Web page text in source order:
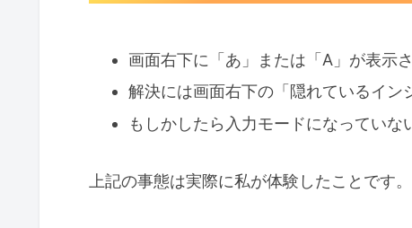
画面右下に「あ」または「A」が表示
解決には画面右下の「隠れているイン
もしかしたら入力モードになっていな
上記の事態は実際に私が体験したことです。